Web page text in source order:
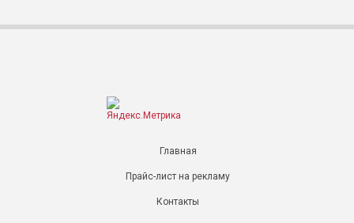
Главная
Прайс-лист на рекламу
Контакты